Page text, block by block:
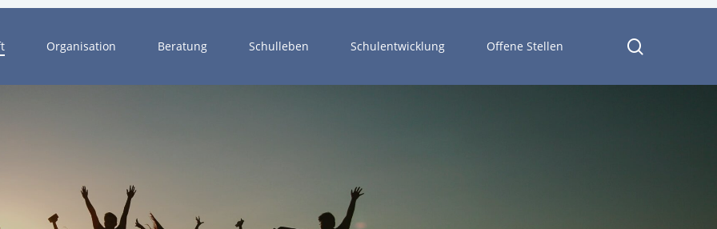
Organisation Beratung Schulleben Schulentwicklung Offene Stellen